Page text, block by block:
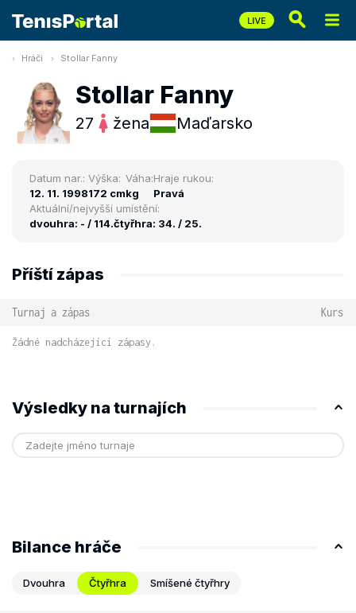
Hráči Stollar Fanny
Stollar Fanny
27 žena Maďarsko
Datum nar.:
12. 11. 1998
Výška:
172 cm
Váha:
kg
Hraje rukou:
Pravá
Aktuální/nejvyšší umístění:
dvouhra: - / 114.čtyřhra: 34. / 25.
Příští zápas
Turnaj a zápas Kurs
Žádné nadcházející zápasy.
Výsledky na turnajích
Bilance hráče
Dvouhra Čtyřhra Smíšené čtyřhry